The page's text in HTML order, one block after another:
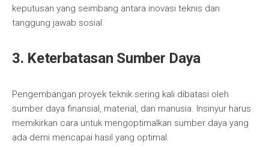
keputusan yang seimbang antara inovasi teknis dan
tanggung jawab sosial.
3. Keterbatasan Sumber Daya
Pengembangan proyek teknik sering kali dibatasi oleh
sumber daya finansial, material, dan manusia. Insinyur harus
memikirkan cara untuk mengoptimalkan sumber daya yang
ada demi mencapai hasil yang optimal.